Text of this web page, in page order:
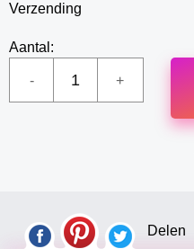
Verzending
Aantal:
Delen